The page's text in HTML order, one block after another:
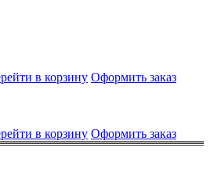
в корзину Оформить заказ
в корзину Оформить заказ